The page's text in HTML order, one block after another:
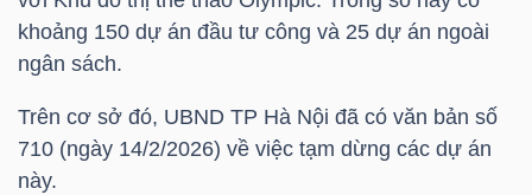
khoảng 150 dự án đầu tư công và 25 dự án ngoài
ngân sách.
Trên cơ sở đó, UBND TP Hà Nội đã có văn bản số
710 (ngày 14/2/2026) về việc tạm dừng các dự án
này.
HÓA
KINH
TẾ